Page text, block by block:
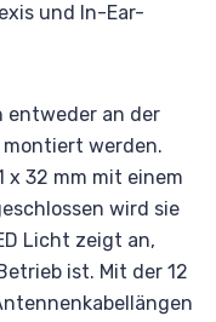
und In-Ear-
entweder an der
werden.
x 32 mm mit einem
wird sie
Licht zeigt an,
ist. Mit der 12